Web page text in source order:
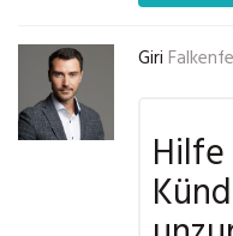
Giri